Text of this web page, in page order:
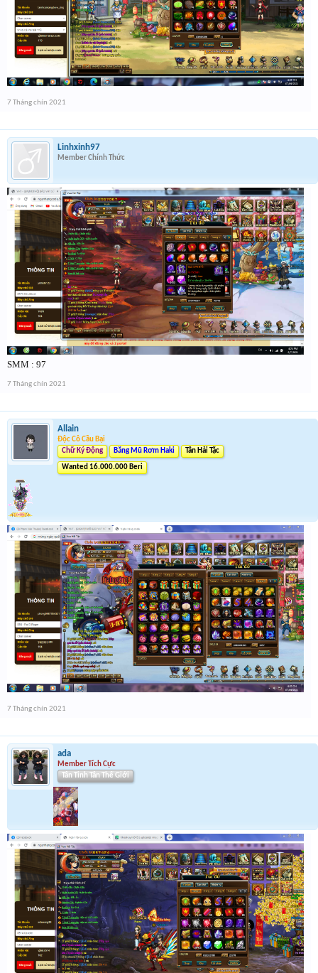
7 Tháng chín 2021
Linhxinh97
Member Chính Thức
SMM : 97
7 Tháng chín 2021
Allain
Độc Cô Cầu Bại
Chữ Ký Động
Băng Mũ Rơm Haki Tân Hải Tặc
Wanted 16.000.000 Beri
7 Tháng chín 2021
ada
Member Tích Cực
Tân Tinh Tân Thế Giới